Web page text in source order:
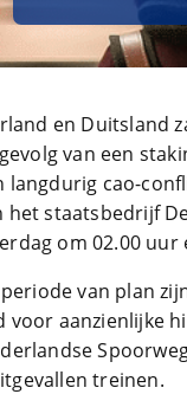
en Duitsland
van een
cao-
het staatsbedrijf
om 02.00
van plan
voor aanzienlijke
treinen.